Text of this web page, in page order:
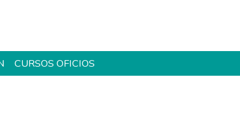
CURSOS OFICIOS